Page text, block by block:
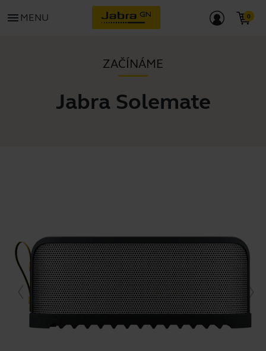
menu MENU
ZAČÍNÁME
Jabra Solemate